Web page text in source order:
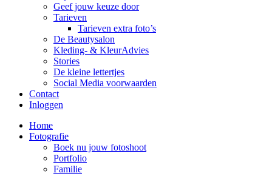
Geef jouw keuze door
Tarieven
Tarieven extra foto’s
De Beautysalon
Kleding- & KleurAdvies
Stories
De kleine lettertjes
Social Media voorwaarden
Contact
Inloggen
Home
Fotografie
Boek nu jouw fotoshoot
Portfolio
Familie